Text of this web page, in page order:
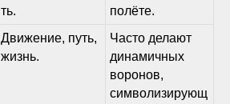
ть.
полёте.
Движение, путь,
жизнь.
Часто делают
динамичных
воронов,
символизирующ